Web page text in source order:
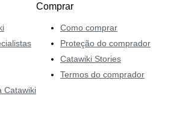
Catawiki
Comprar
Como comprar
Proteção do comprador
Catawiki Stories
Termos do comprador